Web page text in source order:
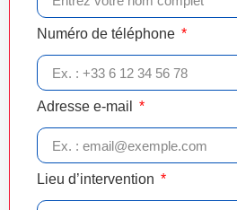
Numéro de téléphone
Adresse e-mail
Lieu d’intervention